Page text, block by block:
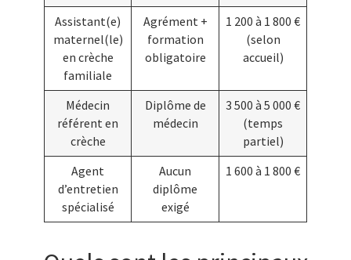
Assistant(e)
maternel(le)
en crèche
familiale
Agrément +
formation
obligatoire
1 200 à 1 800 €
(selon
accueil)
Médecin
référent en
crèche
Diplôme de
médecin
3 500 à 5 000 €
(temps
partiel)
Agent
d’entretien
spécialisé
Aucun
diplôme
exigé
1 600 à 1 800 €